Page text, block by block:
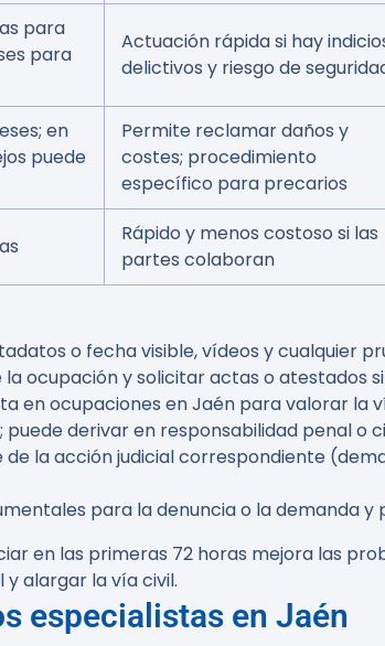
para
para
Actuación rápida si hay
delictivos y riesgo de
en
puede
Permite reclamar daños y
costes; procedimiento
específico para precarios
Rápido y menos costoso si las
partes colaboran
o fecha visible, vídeos y cualquier
ocupación y solicitar actas o atestados
en ocupaciones en Jaén para valorar la
derivar en responsabilidad penal o
la acción judicial correspondiente
para la denuncia o la demanda y
en las primeras 72 horas mejora las
alargar la vía civil.
especialistas en Jaén